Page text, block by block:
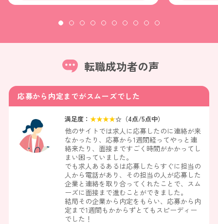
転職成功者の声
応募から内定までがスムーズでした
満足度： ★★★★☆（4点/5点中）
他のサイトでは求人に応募したのに連絡が来
なかったり、応募から1週間経ってやっと連
絡来たり、面接まですごく時間がかかってし
まい困っていました。
でも求人あるあるは応募したらすぐに担当の
人から電話があり、その担当の人が応募した
企業と連絡を取り合ってくれたことで、スム
ーズに面接まで進むことができました。
結局その企業から内定をもらい、応募から内
定まで1週間もかからずとてもスピーディー
でした！